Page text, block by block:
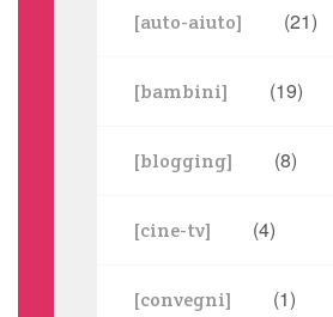
[auto-aiuto] (21)
[bambini] (19)
[blogging] (8)
[cine-tv] (4)
[convegni] (1)